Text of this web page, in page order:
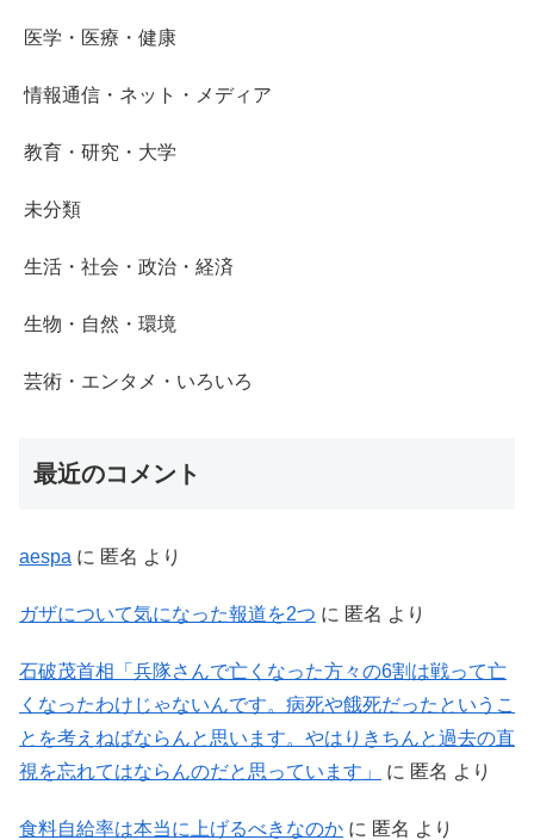
医学・医療・健康
情報通信・ネット・メディア
教育・研究・大学
未分類
生活・社会・政治・経済
生物・自然・環境
芸術・エンタメ・いろいろ
最近のコメント
aespa に 匿名 より
ガザについて気になった報道を2つ に 匿名 より
石破茂首相「兵隊さんで亡くなった方々の6割は戦って亡
くなったわけじゃないんです。病死や餓死だったというこ
とを考えねばならんと思います。やはりきちんと過去の直
視を忘れてはならんのだと思っています」
に 匿名 より
食料自給率は本当に上げるべきなのか に 匿名 より